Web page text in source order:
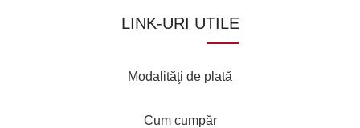
LINK-URI UTILE
Modalităţi de plată
Cum cumpăr